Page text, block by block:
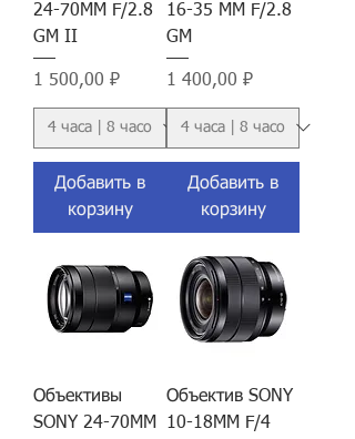
24-70MM F/2.8
GM II
Цена
1 500,00 ₽
Добавить в
корзину
16-35 MM F/2.8
GM
Цена
1 400,00 ₽
Добавить в
корзину
Объективы
SONY 24-70MM
Объектив SONY
10-18MM F/4